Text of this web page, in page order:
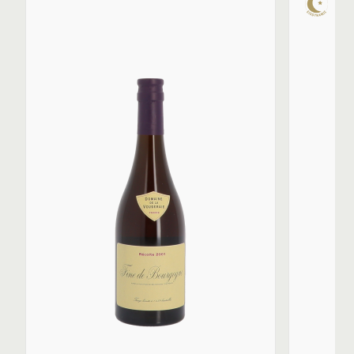
interventionniste, visant à préserver l'intégrité du fruit
issu de la biodynamie. Les vendanges sont manuelles,
et le tri est considéré comme drastique pour garantir
une qualité optimale, même dans les millésimes à faible
volume. L'encuvage se fait par gravité et la
fermentation utilise des levures indigènes.
La vinification des vins rouges privilégie l'utilisation de
la vendange entière depuis 2008, mais avec une
adaptation méticuleuse aux caractéristiques du
millésime. Par exemple, en 2021, la vendange entière a
été limitée aux Grands Crus, tandis que le pigeage a été
minimal afin de "respecter le fruit" sans extraire de
tanins agressifs.
L'élevage en fûts (généralement 16 mois) utilise un